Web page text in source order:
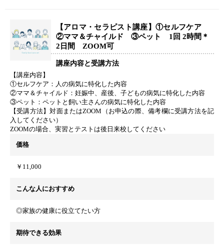
【アロマ・セラピスト講座】①セルフケア
②ママ＆チャイルド ③ペット 1回 2時間＊
2日間 ZOOM可
講座内容と受講方法
【講座内容】
①セルフケア：人の病気に特化した内容
②ママ＆チャイルド：妊娠中、産後、子どもの病気に特化した内容
③ペット：ペットと飼い主さんの病気に特化した内容
【受講方法】対面またはZOOM（お申込の際、備考欄に受講方法を記
入してください）
ZOOMの場合、実習とテストは後日来校してください
価格
￥11,000
こんな人におすすめ
◎家族の健康に役立てたい方
期待できる効果